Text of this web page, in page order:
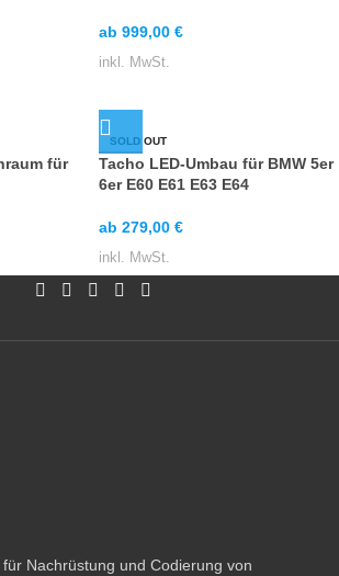
ab 999,00 €
inkl. MwSt.
für
SOLD OUT
Tacho LED-Umbau für BMW 5er
6er E60 E61 E63 E64
ab 279,00 €
inkl. MwSt.
Nachrüstung und Codierung von